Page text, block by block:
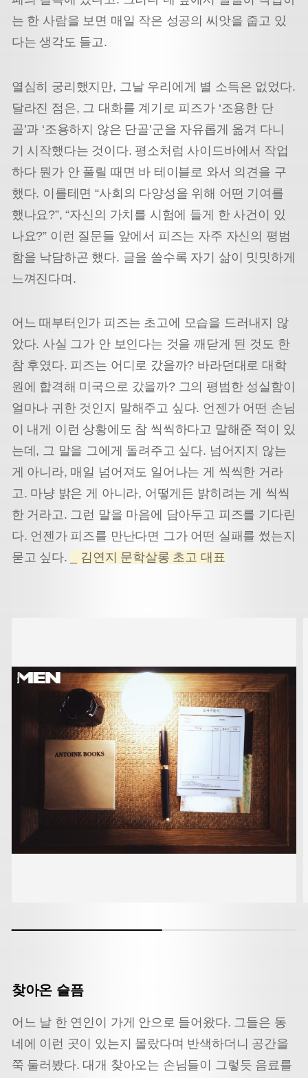
는 한 사람을 보면 매일 작은 성공의 씨앗을 줍고 있
다는 생각도 들고.
열심히 궁리했지만, 그날 우리에게 별 소득은 없었다.
달라진 점은, 그 대화를 계기로 피즈가 ‘조용한 단
골’과 ‘조용하지 않은 단골’군을 자유롭게 옮겨 다니
기 시작했다는 것이다. 평소처럼 사이드바에서 작업
하다 뭔가 안 풀릴 때면 바 테이블로 와서 의견을 구
했다. 이를테면 “사회의 다양성을 위해 어떤 기여를
했나요?”, “자신의 가치를 시험에 들게 한 사건이 있
나요?” 이런 질문들 앞에서 피즈는 자주 자신의 평범
함을 낙담하곤 했다. 글을 쓸수록 자기 삶이 밋밋하게
느껴진다며.
어느 때부터인가 피즈는 초고에 모습을 드러내지 않
았다. 사실 그가 안 보인다는 것을 깨닫게 된 것도 한
참 후였다. 피즈는 어디로 갔을까? 바라던대로 대학
원에 합격해 미국으로 갔을까? 그의 평범한 성실함이
얼마나 귀한 것인지 말해주고 싶다. 언젠가 어떤 손님
이 내게 이런 상황에도 참 씩씩하다고 말해준 적이 있
는데, 그 말을 그에게 돌려주고 싶다. 넘어지지 않는
게 아니라, 매일 넘어져도 일어나는 게 씩씩한 거라
고. 마냥 밝은 게 아니라, 어떻게든 밝히려는 게 씩씩
한 거라고. 그런 말을 마음에 담아두고 피즈를 기다린
다. 언젠가 피즈를 만난다면 그가 어떤 실패를 썼는지
묻고 싶다.
_ 김연지 문학살롱 초고 대표
찾아온 슬픔
어느 날 한 연인이 가게 안으로 들어왔다. 그들은 동
네에 이런 곳이 있는지 몰랐다며 반색하더니 공간을
쭉 둘러봤다. 대개 찾아오는 손님들이 그렇듯 음료를